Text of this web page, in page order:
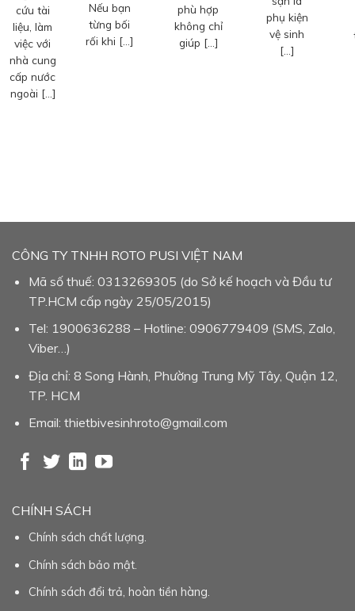
cứu tài
liệu, làm
việc với
nhà cung
cấp nước
ngoài […]
Nếu bạn
từng bối
rối khi […]
phù hợp
không chỉ
giúp […]
phụ kiện
vệ sinh
[…]
CÔNG TY TNHH ROTO PUSI VIỆT NAM
Mã số thuế: 0313269305 (do Sở kế hoạch và Đầu tư
TP.HCM cấp ngày 25/05/2015)
Tel: 1900636288 – Hotline: 0906779409 (SMS, Zalo,
Viber…)
Địa chỉ: 8 Song Hành, Phường Trung Mỹ Tây, Quận 12,
TP. HCM
Email: thietbivesinhroto@gmail.com
CHÍNH SÁCH
Chính sách chất lượng.
Chính sách bảo mật.
Chính sách đổi trả, hoàn tiền hàng.